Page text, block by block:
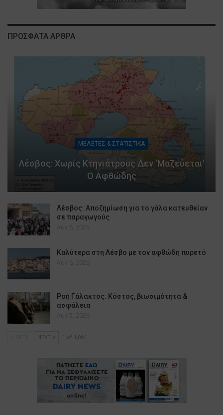
ΠΡΟΣΦΑΤΑ ΑΡΘΡΑ
ΜΕΛΕΤΕΣ & ΣΤΑΤΙΣΤΙΚΑ
Λέσβος: Χωρίς Κτηνιάτρους Δεν ‘μαζεύεται’
Ο Αφθώδης
Λέσβος: Αποζημίωση για το γάλα κατευθείαν
σε παραγωγούς
Αυγ 6, 2026
Καλύτερα στη Λέσβο με τον αφθώδη πυρετό
Αυγ 6, 2026
Ροή Γάλακτος: Κόστος, βιωσιμότητα &
ασφάλεια
Αυγ 5, 2026
NEXT 1 of 1,091